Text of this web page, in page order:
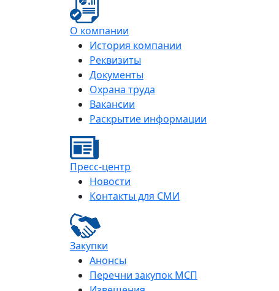
О компании
История компании
Реквизиты
Документы
Охрана труда
Вакансии
Раскрытие информации
Пресс-центр
Новости
Контакты для СМИ
Закупки
Анонсы
Перечни закупок МСП